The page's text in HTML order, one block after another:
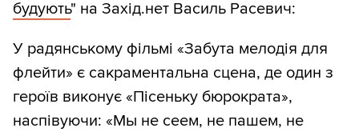
будують" на Захід.нет Василь Расевич:
У радянському фільмі «Забута мелодія для
флейти» є сакраментальна сцена, де один з
героїв виконує «Пісеньку бюрократа»,
наспівуючи: «Мы не сеем, не пашем, не